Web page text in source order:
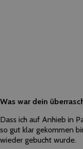
Was war dein
Dass ich auf Anhieb in
so gut klar gekommen
wieder gebucht wurde.